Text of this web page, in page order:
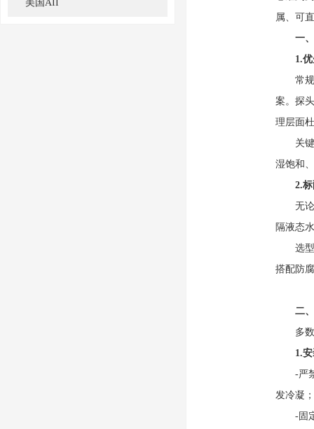
美国AII
属、可
一
1.
常规普
案。探
理层面
关键要
湿饱和
2.
无论是
隔液态
选型标
搭配防
二、
多数轻
1.
-严禁
发冷凝；
-固定